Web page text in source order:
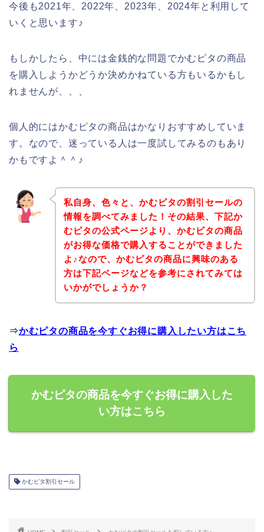
今後も2021年、2022年、2023年、2024年と利用して
いくと思います♪
もしかしたら、中には金銭的な問題でかむピタの商品
を購入しようかどうか決めかねている方もいるかもし
れませんが、、、
個人的にはかむピタの商品はかなりおすすめしていま
す。なので、迷っている人は一度試してみるのもあり
かもですよ＾＾♪
私自身、色々と、かむピタの割引セールの
情報を調べてみました！その結果、下記か
むピタの公式ページより、かむピタの商品
がお得な価格で購入することができました
よ♪なので、かむピタの商品に興味のある
方は下記ページなどを参考にされてみては
いかがでしょうか？
⇒かむピタの商品を今すぐお得に購入したい方はこち
ら
かむピタの商品を今すぐお得に購入した
い方はこちら
かむピタ割引セール